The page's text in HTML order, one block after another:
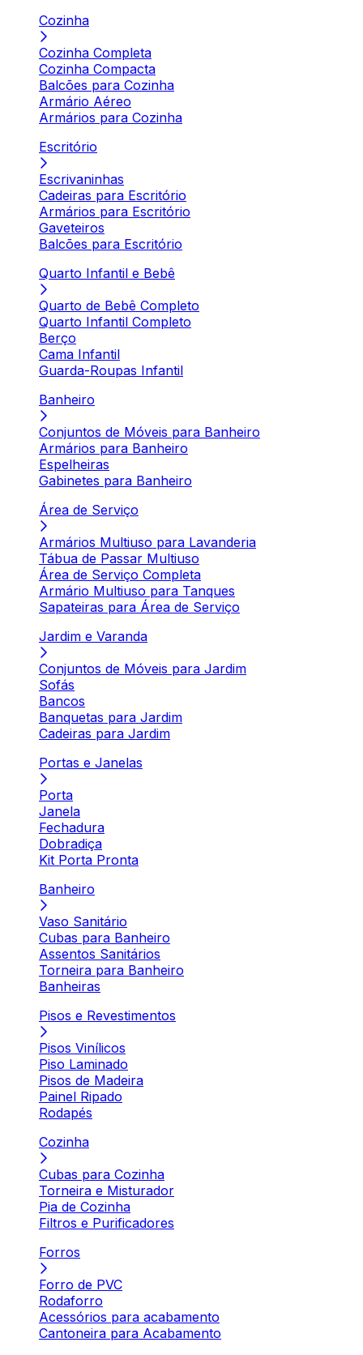
Cozinha
Cozinha Completa
Cozinha Compacta
Balcões para Cozinha
Armário Aéreo
Armários para Cozinha
Escritório
Escrivaninhas
Cadeiras para Escritório
Armários para Escritório
Gaveteiros
Balcões para Escritório
Quarto Infantil e Bebê
Quarto de Bebê Completo
Quarto Infantil Completo
Berço
Cama Infantil
Guarda-Roupas Infantil
Banheiro
Conjuntos de Móveis para Banheiro
Armários para Banheiro
Espelheiras
Gabinetes para Banheiro
Área de Serviço
Armários Multiuso para Lavanderia
Tábua de Passar Multiuso
Área de Serviço Completa
Armário Multiuso para Tanques
Sapateiras para Área de Serviço
Jardim e Varanda
Conjuntos de Móveis para Jardim
Sofás
Bancos
Banquetas para Jardim
Cadeiras para Jardim
Portas e Janelas
Porta
Janela
Fechadura
Dobradiça
Kit Porta Pronta
Banheiro
Vaso Sanitário
Cubas para Banheiro
Assentos Sanitários
Torneira para Banheiro
Banheiras
Pisos e Revestimentos
Pisos Vinílicos
Piso Laminado
Pisos de Madeira
Painel Ripado
Rodapés
Cozinha
Cubas para Cozinha
Torneira e Misturador
Pia de Cozinha
Filtros e Purificadores
Forros
Forro de PVC
Rodaforro
Acessórios para acabamento
Cantoneira para Acabamento